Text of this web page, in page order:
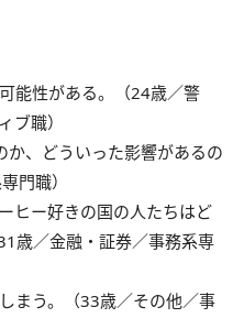
能性がある。（24歳／警
ブ職）
か、どういった影響があるの
門職）
ヒー好きの国の人たちはど
歳／金融・証券／事務系専
まう。（33歳／その他／事